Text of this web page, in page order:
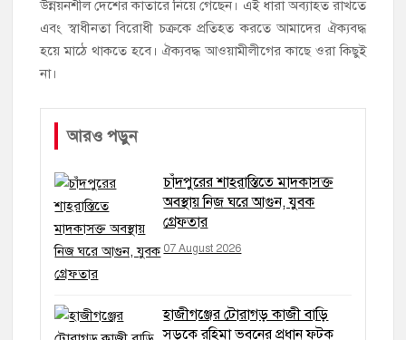
উন্নয়নশীল দেশের কাতারে নিয়ে গেছেন। এই ধারা অব্যাহত রাখতে
এবং স্বাধীনতা বিরোধী চক্রকে প্রতিহত করতে আমাদের ঐক্যবদ্ধ
হয়ে মাঠে থাকতে হবে। ঐক্যবদ্ধ আওয়ামীলীগের কাছে ওরা কিছুই
না।
আরও পড়ুন
চাঁদপুরের শাহরাস্তিতে মাদকাসক্ত
অবস্থায় নিজ ঘরে আগুন, যুবক
গ্রেফতার
07 August 2026
হাজীগঞ্জের টোরাগড় কাজী বাড়ি
সড়কে রহিমা ভবনের প্রধান ফটক